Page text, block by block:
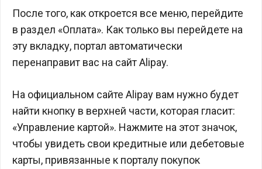
После того, как откроется все меню, перейдите
в раздел «Оплата». Как только вы перейдете на
эту вкладку, портал автоматически
перенаправит вас на сайт Alipay.
На официальном сайте Alipay вам нужно будет
найти кнопку в верхней части, которая гласит:
«Управление картой». Нажмите на этот значок,
чтобы увидеть свои кредитные или дебетовые
карты, привязанные к порталу покупок